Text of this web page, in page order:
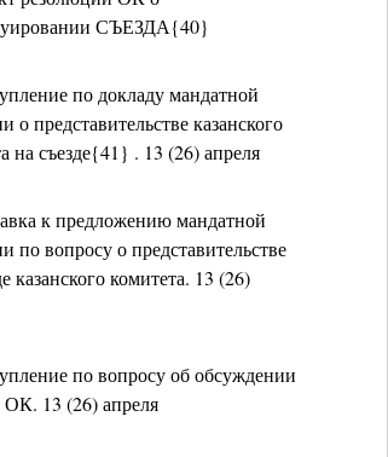
СЪЕЗДА{40}
по докладу мандатной
о представительстве казанского
на съезде{41} . 13 (26) апреля
к предложению мандатной
по вопросу о представительстве
казанского комитета. 13 (26)
по вопросу об обсуждении
ОК. 13 (26) апреля